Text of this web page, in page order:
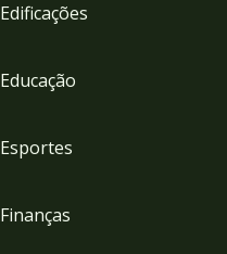
Edificações
Educação
Esportes
Finanças